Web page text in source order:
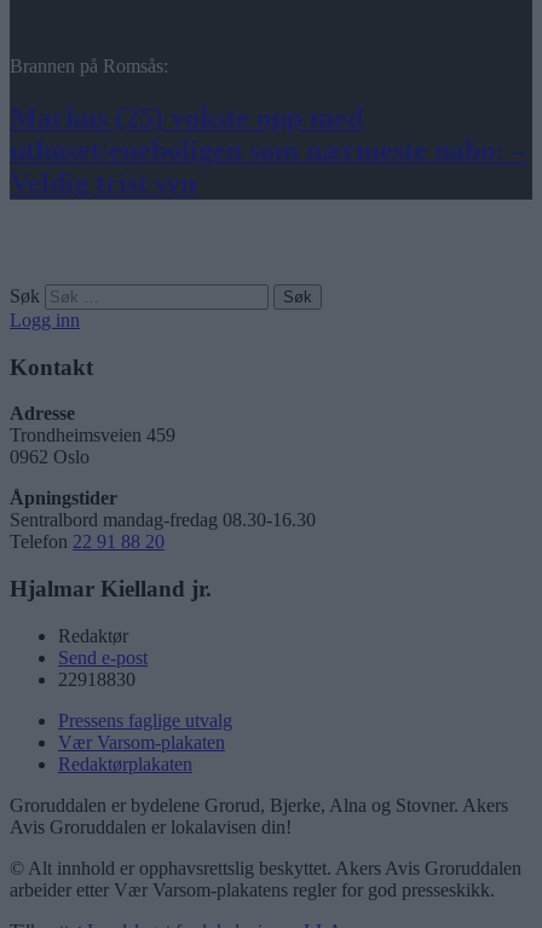
Brannen på Romsås:
Markus (25) vokste opp med
uthuset/eneboligen som nærmeste nabo: –
Veldig trist syn
Søk
Logg inn
Kontakt
Adresse
Trondheimsveien 459
0962 Oslo
Åpningstider
Sentralbord mandag-fredag 08.30-16.30
Telefon 22 91 88 20
Hjalmar Kielland jr.
Redaktør
Send e-post
22918830
Pressens faglige utvalg
Vær Varsom-plakaten
Redaktørplakaten
Groruddalen er bydelene Grorud, Bjerke, Alna og Stovner. Akers
Avis Groruddalen er lokalavisen din!
© Alt innhold er opphavsrettslig beskyttet. Akers Avis Groruddalen
arbeider etter Vær Varsom-plakatens regler for god presseskikk.